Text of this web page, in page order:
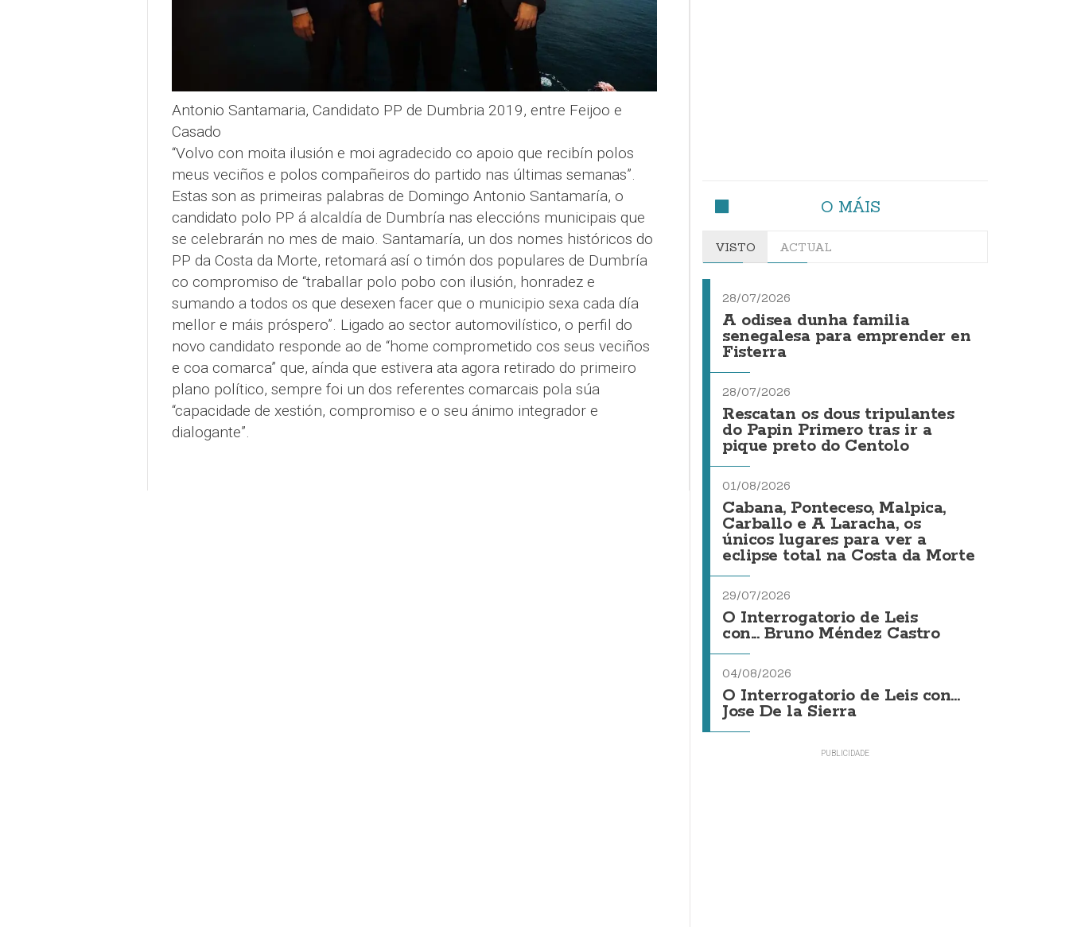
Antonio Santamaria, Candidato PP de Dumbria 2019, entre Feijoo e
Casado
“Volvo con moita ilusión e moi agradecido co apoio que recibín polos
meus veciños e polos compañeiros do partido nas últimas semanas”.
Estas son as primeiras palabras de Domingo Antonio Santamaría, o
candidato polo PP á alcaldía de Dumbría nas eleccións municipais que
se celebrarán no mes de maio. Santamaría, un dos nomes históricos do
PP da Costa da Morte, retomará así o timón dos populares de Dumbría
co compromiso de “traballar polo pobo con ilusión, honradez e
sumando a todos os que desexen facer que o municipio sexa cada día
mellor e máis próspero”. Ligado ao sector automovilístico, o perfil do
novo candidato responde ao de “home comprometido cos seus veciños
e coa comarca” que, aínda que estivera ata agora retirado do primeiro
plano político, sempre foi un dos referentes comarcais pola súa
“capacidade de xestión, compromiso e o seu ánimo integrador e
dialogante”.
O MÁIS
VISTO ACTUAL
28/07/2026
A odisea dunha familia
senegalesa para emprender en
Fisterra
28/07/2026
Rescatan os dous tripulantes
do Papin Primero tras ir a
pique preto do Centolo
01/08/2026
Cabana, Ponteceso, Malpica,
Carballo e A Laracha, os
únicos lugares para ver a
eclipse total na Costa da Morte
29/07/2026
O Interrogatorio de Leis
con... Bruno Méndez Castro
04/08/2026
O Interrogatorio de Leis con...
Jose De la Sierra